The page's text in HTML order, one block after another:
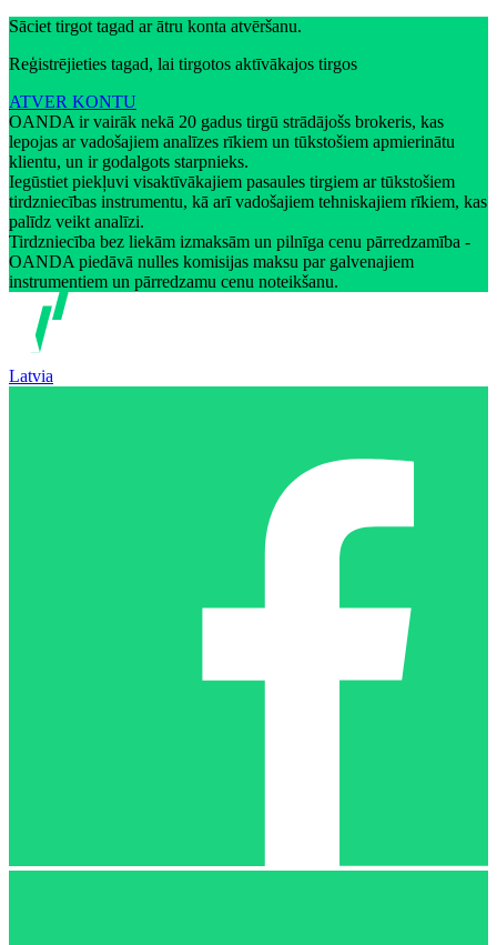
Sāciet tirgot tagad ar ātru konta atvēršanu.
Reģistrējieties tagad, lai tirgotos aktīvākajos tirgos
ATVER KONTU
OANDA ir vairāk nekā 20 gadus tirgū strādājošs brokeris, kas
lepojas ar vadošajiem analīzes rīkiem un tūkstošiem apmierinātu
klientu, un ir godalgots starpnieks.
Iegūstiet piekļuvi visaktīvākajiem pasaules tirgiem ar tūkstošiem
tirdzniecības instrumentu, kā arī vadošajiem tehniskajiem rīkiem, kas
palīdz veikt analīzi.
Tirdzniecība bez liekām izmaksām un pilnīga cenu pārredzamība -
OANDA piedāvā nulles komisijas maksu par galvenajiem
instrumentiem un pārredzamu cenu noteikšanu.
Latvia